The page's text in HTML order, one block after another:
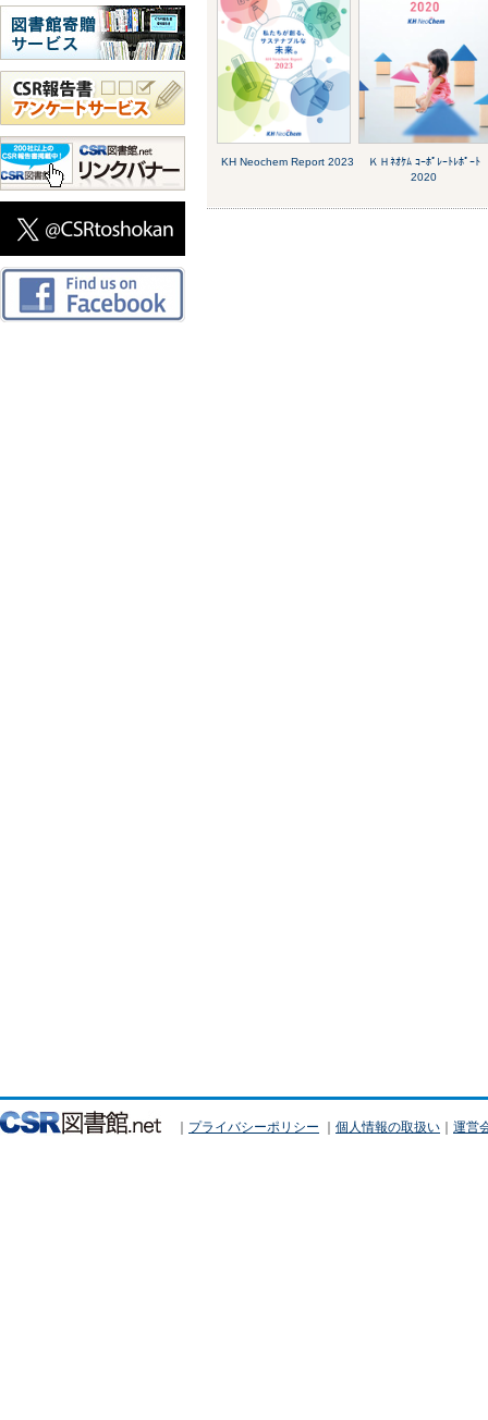
KH Neochem Report 2023
ＫＨﾈｵｹﾑ ｺｰﾎﾟﾚｰﾄﾚﾎﾟｰﾄ
2020
｜ プライバシーポリシー ｜ 個人情報の取扱い ｜ 運営